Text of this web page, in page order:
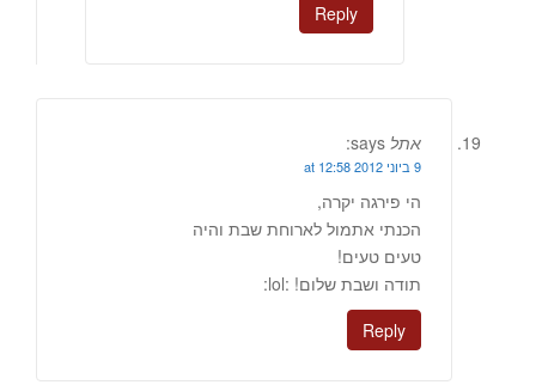
Reply
אתל says:
9 ביוני 2012 at 12:58
הי פירגה יקרה,
הכנתי אתמול לארוחת שבת והיה
טעים טעים!
תודה ושבת שלום! :lol:
Reply